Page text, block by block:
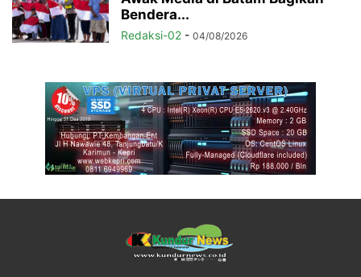
Bendera...
Redaksi-02 - 04/08/2026